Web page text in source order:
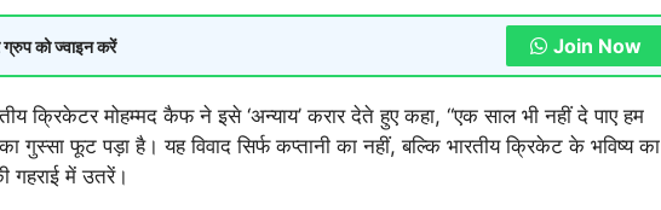
को ज्वाइन करें Join Now
क्रिकेटर मोहम्मद कैफ ने इसे ‘अन्याय’ करार देते हुए कहा, “एक साल भी नहीं दे पाए हम
गुस्सा फूट पड़ा है। यह विवाद सिर्फ कप्तानी का नहीं, बल्कि भारतीय क्रिकेट के भविष्य का
गहराई में उतरें।